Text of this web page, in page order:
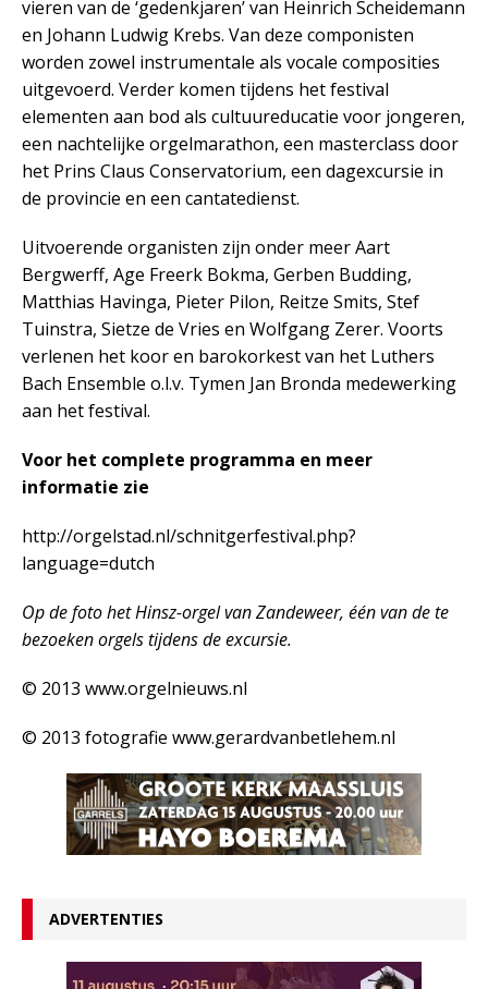
vieren van de ‘gedenkjaren’ van Heinrich Scheidemann
en Johann Ludwig Krebs. Van deze componisten
worden zowel instrumentale als vocale composities
uitgevoerd. Verder komen tijdens het festival
elementen aan bod als cultuureducatie voor jongeren,
een nachtelijke orgelmarathon, een masterclass door
het Prins Claus Conservatorium, een dagexcursie in
de provincie en een cantatedienst.
Uitvoerende organisten zijn onder meer Aart
Bergwerff, Age Freerk Bokma, Gerben Budding,
Matthias Havinga, Pieter Pilon, Reitze Smits, Stef
Tuinstra, Sietze de Vries en Wolfgang Zerer. Voorts
verlenen het koor en barokorkest van het Luthers
Bach Ensemble o.l.v. Tymen Jan Bronda medewerking
aan het festival.
Voor het complete programma en meer
informatie zie
http://orgelstad.nl/schnitgerfestival.php?
language=dutch
Op de foto het Hinsz-orgel van Zandeweer, één van de te
bezoeken orgels tijdens de excursie.
© 2013 www.orgelnieuws.nl
© 2013 fotografie www.gerardvanbetlehem.nl
ADVERTENTIES